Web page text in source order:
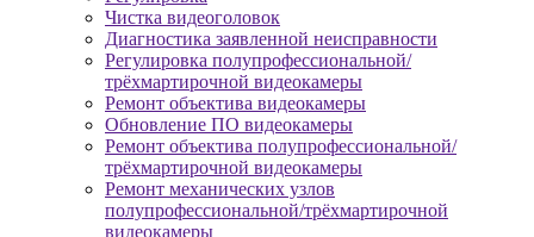
Чистка видеоголовок
Диагностика заявленной неисправности
Регулировка полупрофессиональной/
трёхмартирочной видеокамеры
Ремонт объектива видеокамеры
Обновление ПО видеокамеры
Ремонт объектива полупрофессиональной/
трёхмартирочной видеокамеры
Ремонт механических узлов
полупрофессиональной/трёхмартирочной
видеокамеры